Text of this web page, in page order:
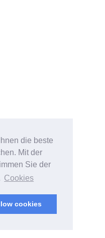
die beste
Mit der
Sie der
Cookies
cookies